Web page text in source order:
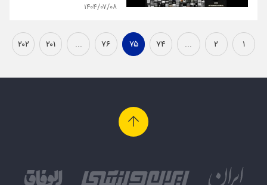
۱۴۰۴/۰۷/۰۸
۱ ۲ ... ۷۴ ۷۵ ۷۶ ... ۲۰۱ ۲۰۲